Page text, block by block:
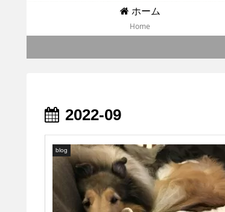
ホーム
Home
2022-09
blog